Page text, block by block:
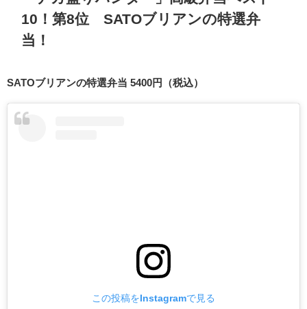
10！第8位 SATOブリアンの特選弁
当！
SATOブリアンの特選弁当 5400円（税込）
この投稿をInstagramで見る